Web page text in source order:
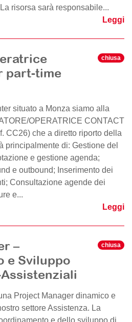
risorsa sarà responsabile...
Leggi
part-time
chiusa
situato a Monza siamo alla
OPERATRICE CONTACT
CC26) che a diretto riporto della
principalmente di: Gestione del
e gestione agenda;
e outbound; Inserimento dei
Consultazione agende dei
e...
Leggi
–
e Sviluppo
chiusa
Project Manager dinamico e
settore Assistenza. La
e dello sviluppo di